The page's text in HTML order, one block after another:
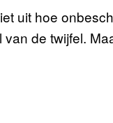
uit hoe
van de twijfel.